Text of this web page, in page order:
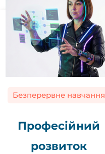
Безперервне навчання
Професійний
розвиток